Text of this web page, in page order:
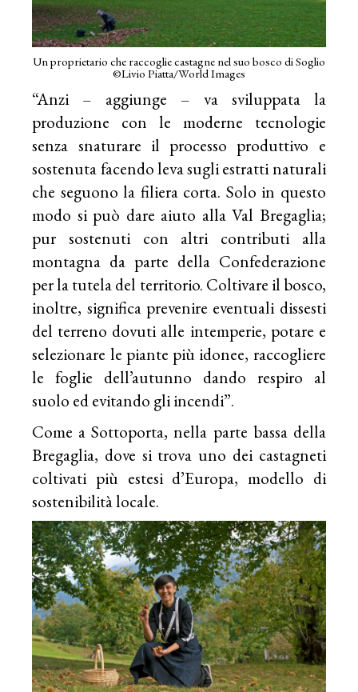
Un proprietario che raccoglie castagne nel suo bosco di Soglio
©Livio Piatta/World Images
“Anzi – aggiunge – va sviluppata la
produzione con le moderne tecnologie
senza snaturare il processo produttivo e
sostenuta facendo leva sugli estratti naturali
che seguono la filiera corta. Solo in questo
modo si può dare aiuto alla Val Bregaglia;
pur sostenuti con altri contributi alla
montagna da parte della Confederazione
per la tutela del territorio. Coltivare il bosco,
inoltre, significa prevenire eventuali dissesti
del terreno dovuti alle intemperie, potare e
selezionare le piante più idonee, raccogliere
le foglie dell’autunno dando respiro al
suolo ed evitando gli incendi”.
Come a Sottoporta, nella parte bassa della
Bregaglia, dove si trova uno dei castagneti
coltivati più estesi d’Europa, modello di
sostenibilità locale.